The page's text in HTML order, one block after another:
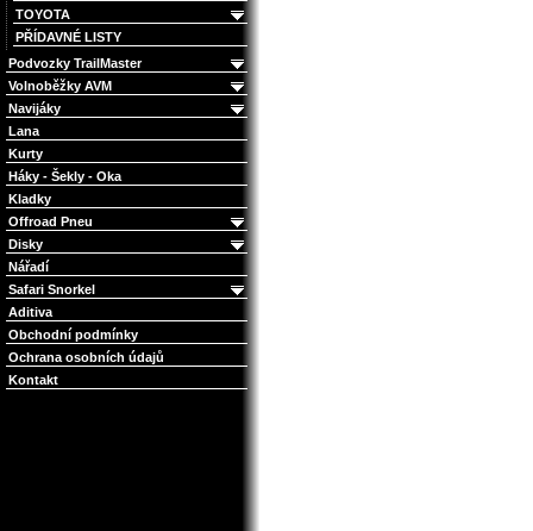
TOYOTA
PŘÍDAVNÉ LISTY
Podvozky TrailMaster
Volnoběžky AVM
Navijáky
Lana
Kurty
Háky - Šekly - Oka
Kladky
Offroad Pneu
Disky
Nářadí
Safari Snorkel
Aditiva
Obchodní podmínky
Ochrana osobních údajů
Kontakt